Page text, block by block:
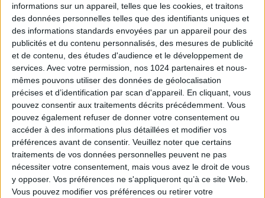
informations sur un appareil, telles que les cookies, et traitons
des données personnelles telles que des identifiants uniques et
des informations standards envoyées par un appareil pour des
publicités et du contenu personnalisés, des mesures de publicité
et de contenu, des études d'audience et le développement de
services. Avec votre permission, nos 1024 partenaires et nous-
mêmes pouvons utiliser des données de géolocalisation
précises et d’identification par scan d'appareil. En cliquant, vous
pouvez consentir aux traitements décrits précédemment. Vous
pouvez également refuser de donner votre consentement ou
accéder à des informations plus détaillées et modifier vos
préférences avant de consentir. Veuillez noter que certains
traitements de vos données personnelles peuvent ne pas
nécessiter votre consentement, mais vous avez le droit de vous
y opposer. Vos préférences ne s'appliqueront qu’à ce site Web.
Vous pouvez modifier vos préférences ou retirer votre
Une ordonnance publiée au Journal officiel du 13
mai 2021 précise les dispositions applicables aux
communautés professionnelles territoriales de santé
(CPTS) et aux maisons de santé pluridisciplinaires.
Bien qu’un décret précisant encore les modalités
d’application du texte soit attendu, de nombreuses
dispositions sont d’ores et déjà prévues par cette
ordonnance. Les CPTS doivent notamment se
constituer sous la forme d’une association loi 1901
avant le 14 mai 2022.
https://www.medecin-occitanie.org/les-cpts-
autorisees-a-assurer-des-missions-de-service-
public/